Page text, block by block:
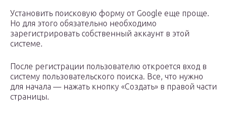
Установить поисковую форму от Google еще проще.
Но для этого обязательно необходимо
зарегистрировать собственный аккаунт в этой
системе.
После регистрации пользователю откроется вход в
систему пользовательского поиска. Все, что нужно
для начала — нажать кнопку «Создать» в правой части
страницы.